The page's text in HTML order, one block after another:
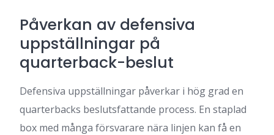
Påverkan av defensiva
uppställningar på
quarterback-beslut
Defensiva uppställningar påverkar i hög grad en
quarterbacks beslutsfattande process. En staplad
box med många försvarare nära linjen kan få en